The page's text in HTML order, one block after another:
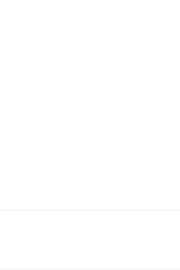
on the product page